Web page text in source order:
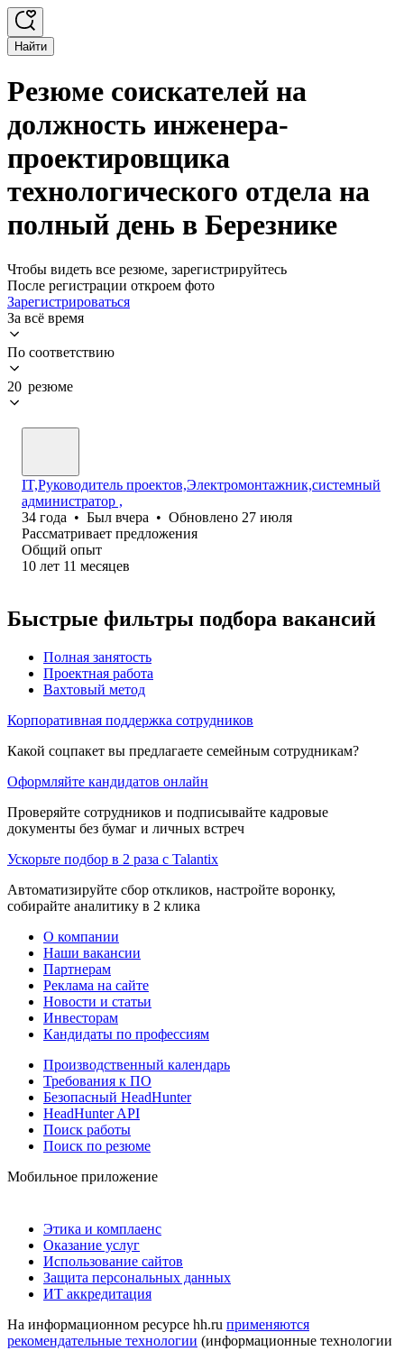
Найти
Резюме соискателей на
должность инженера-
проектировщика
технологического отдела на
полный день в Березнике
Чтобы видеть все резюме, зарегистрируйтесь
После регистрации откроем фото
Зарегистрироваться
За всё время
По соответствию
20 резюме
IT,Руководитель проектов,Электромонтажник,системный
администратор ,
34 года • Был вчера • Обновлено 27 июля
Рассматривает предложения
Общий опыт
10 лет 11 месяцев
Быстрые фильтры подбора вакансий
Полная занятость
Проектная работа
Вахтовый метод
Корпоративная поддержка сотрудников
Какой соцпакет вы предлагаете семейным сотрудникам?
Оформляйте кандидатов онлайн
Проверяйте сотрудников и подписывайте кадровые
документы без бумаг и личных встреч
Ускорьте подбор в 2 раза с Talantix
Автоматизируйте сбор откликов, настройте воронку,
собирайте аналитику в 2 клика
О компании
Наши вакансии
Партнерам
Реклама на сайте
Новости и статьи
Инвесторам
Кандидаты по профессиям
Производственный календарь
Требования к ПО
Безопасный HeadHunter
HeadHunter API
Поиск работы
Поиск по резюме
Мобильное приложение
Этика и комплаенс
Оказание услуг
Использование сайтов
Защита персональных данных
ИТ аккредитация
На информационном ресурсе hh.ru применяются
рекомендательные технологии (информационные технологии